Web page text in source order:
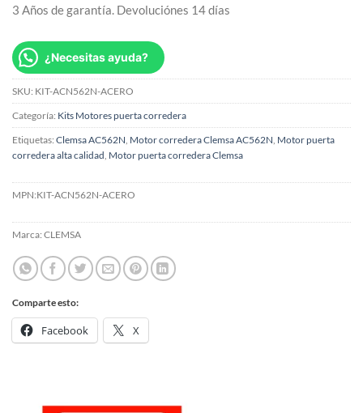
3 Años de garantía. Devoluciónes 14 días
¿Necesitas ayuda?
SKU: KIT-ACN562N-ACERO
Categoría: Kits Motores puerta corredera
Etiquetas: Clemsa AC562N, Motor corredera Clemsa AC562N, Motor puerta
corredera alta calidad, Motor puerta corredera Clemsa
MPN:KIT-ACN562N-ACERO
Marca: CLEMSA
Comparte esto:
Facebook X